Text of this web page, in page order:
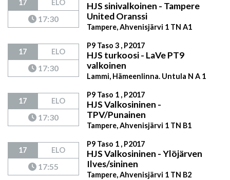
17 ELO
17:30
HJS sinivalkoinen - Tampere
United Oranssi
Tampere, Ahvenisjärvi 1 TN A1
17 ELO
17:30
P9 Taso 3 , P2017
HJS turkoosi - LaVe PT9
valkoinen
Lammi, Hämeenlinna. Untula N A 1
17 ELO
17:30
P9 Taso 1 , P2017
HJS Valkosininen -
TPV/Punainen
Tampere, Ahvenisjärvi 1 TN B1
17 ELO
17:55
P9 Taso 1 , P2017
HJS Valkosininen - Ylöjärven
Ilves/sininen
Tampere, Ahvenisjärvi 1 TN B2